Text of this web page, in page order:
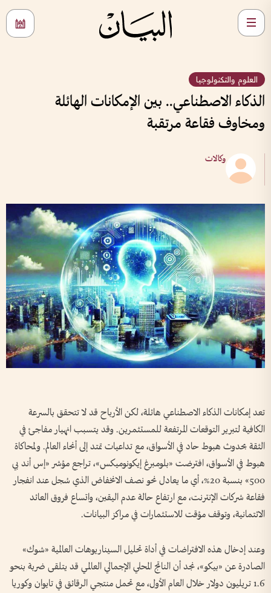
العلوم والتكنولوجيا
الذكاء الاصطناعي.. بين الإمكانات الهائلة
ومخاوف فقاعة مرتقبة
وكالات
تعد إمكانات الذكاء الاصطناعي هائلة، لكن الأرباح قد لا تتحقق بالسرعة
الكافية لتبرير التوقعات المرتفعة للمستثمرين. وقد يتسبب انهيار مفاجئ في
الثقة بحدوث هبوط حاد في الأسواق، مع تداعيات تمتد إلى أنحاء العالم. ولمحاكاة
هبوط في الأسواق، افترضت «بلومبرغ إيكونوميكس»، تراجع مؤشر «إس أند بي
500» بنسبة 20%، أي ما يعادل نحو نصف الانخفاض الذي سُجل عند انفجار
فقاعة شركات الإنترنت، مع ارتفاع حالة عدم اليقين، واتساع فروق العائد
الائتمانية، وتوقف مؤقت للاستثمارات في مراكز البيانات.
وعند إدخال هذه الافتراضات في أداة تحليل السيناريوهات العالمية «شوك»
الصادرة عن «بيكو»، نجد أن الناتج المحلي الإجمالي العالمي قد يتلقى ضربة بنحو
1.6 تريليون دولار خلال العام الأول، مع تحمل منتجي الرقائق في تايوان وكوريا